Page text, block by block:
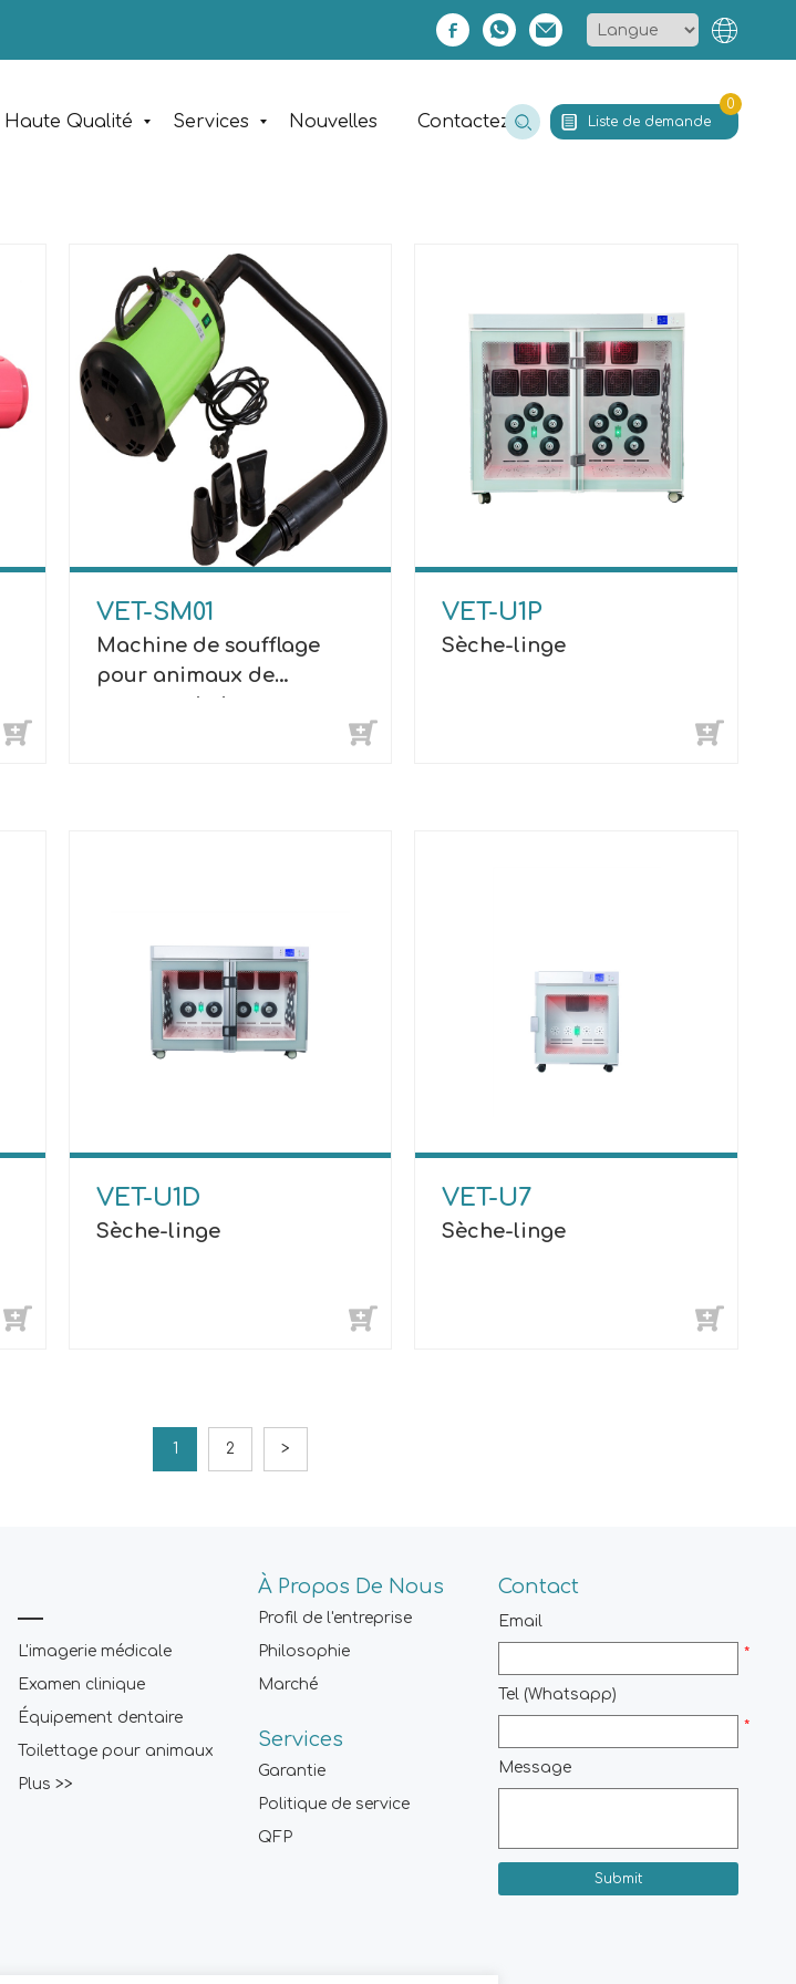
Liste de demande
0
Haute Qualité Services Nouvelles Contactez
VET-SM01
Machine de soufflage
pour animaux de
compagnie (moteur
VET-U1P
Sèche-linge
VET-U1D
Sèche-linge
VET-U7
Sèche-linge
1 2 >
L'imagerie médicale
Examen clinique
Équipement dentaire
Toilettage pour animaux
Plus >>
À Propos De Nous
Profil de l'entreprise
Philosophie
Marché
Services
Garantie
Politique de service
QFP
Contact
Email
*
Tel (Whatsapp)
*
Message
Submit